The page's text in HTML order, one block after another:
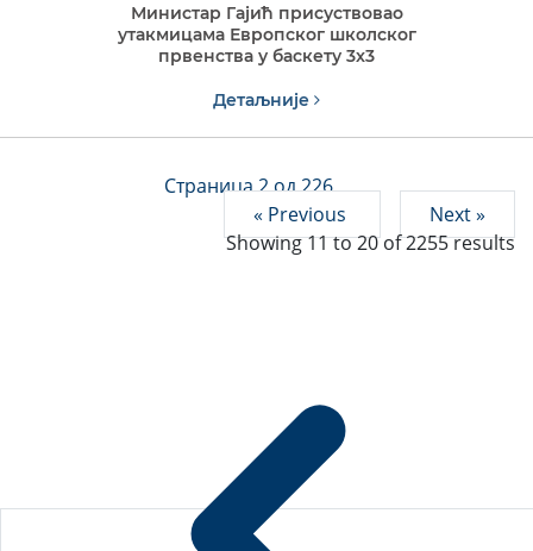
Министар Гајић присуствовао
утакмицама Европског школског
првенства у баскету 3x3
Детаљније
Страница 2 од 226
« Previous
Next »
Showing11to20of2255results